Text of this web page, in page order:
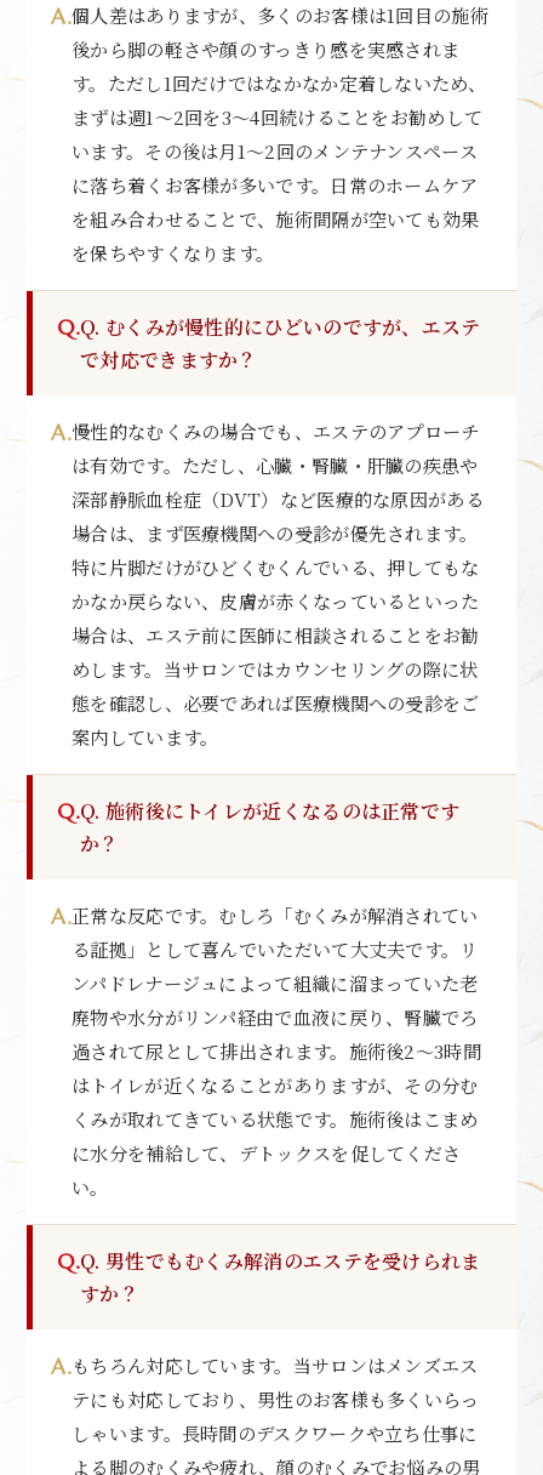
個人差はありますが、多くのお客様は1回目の施術
後から脚の軽さや顔のすっきり感を実感されま
す。ただし1回だけではなかなか定着しないため、
まずは週1〜2回を3〜4回続けることをお勧めして
います。その後は月1〜2回のメンテナンスペース
に落ち着くお客様が多いです。日常のホームケア
を組み合わせることで、施術間隔が空いても効果
を保ちやすくなります。
Q. むくみが慢性的にひどいのですが、エステ
で対応できますか？
慢性的なむくみの場合でも、エステのアプローチ
は有効です。ただし、心臓・腎臓・肝臓の疾患や
深部静脈血栓症（DVT）など医療的な原因がある
場合は、まず医療機関への受診が優先されます。
特に片脚だけがひどくむくんでいる、押してもな
かなか戻らない、皮膚が赤くなっているといった
場合は、エステ前に医師に相談されることをお勧
めします。当サロンではカウンセリングの際に状
態を確認し、必要であれば医療機関への受診をご
案内しています。
Q. 施術後にトイレが近くなるのは正常です
か？
正常な反応です。むしろ「むくみが解消されてい
る証拠」として喜んでいただいて大丈夫です。リ
ンパドレナージュによって組織に溜まっていた老
廃物や水分がリンパ経由で血液に戻り、腎臓でろ
過されて尿として排出されます。施術後2〜3時間
はトイレが近くなることがありますが、その分む
くみが取れてきている状態です。施術後はこまめ
に水分を補給して、デトックスを促してくださ
い。
Q. 男性でもむくみ解消のエステを受けられま
すか？
もちろん対応しています。当サロンはメンズエス
テにも対応しており、男性のお客様も多くいらっ
しゃいます。長時間のデスクワークや立ち仕事に
よる脚のむくみや疲れ、顔のむくみでお悩みの男